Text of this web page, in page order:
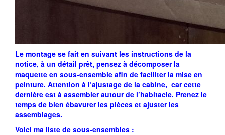
Le montage se fait en suivant les instructions de la
notice, à un détail prêt, pensez à décomposer la
maquette en sous-ensemble afin de faciliter la mise en
peinture. Attention à l’ajustage de la cabine, car cette
dernière est à assembler autour de l’habitacle. Prenez le
temps de bien ébavurer les pièces et ajuster les
assemblages.
Voici ma liste de sous-ensembles :